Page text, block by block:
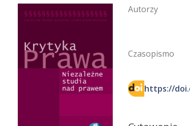
Autorzy
Czasopismo
https://